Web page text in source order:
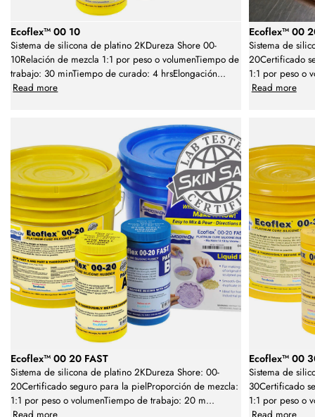
Ecoflex™ 00 10
Sistema de silicona de platino 2KDureza Shore 00-
10Relación de mezcla 1:1 por peso o volumenTiempo de
trabajo: 30 minTiempo de curado: 4 hrsElongación...
Read more
Ecoflex™ 00
Sistema de
20Certificado
1:1 por peso o
Read more
Ecoflex™ 00 20 FAST
Sistema de silicona de platino 2KDureza Shore: 00-
20Certificado seguro para la pielProporción de mezcla:
1:1 por peso o volumenTiempo de trabajo: 20 m...
Ecoflex™ 00
Sistema de
30Certificado
1:1 por peso o